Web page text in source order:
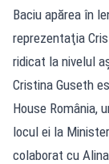
Baciu apărea în
reprezentaţia
ridicat la nivelul
Cristina Guseth
House România,
locul ei la
colaborat cu